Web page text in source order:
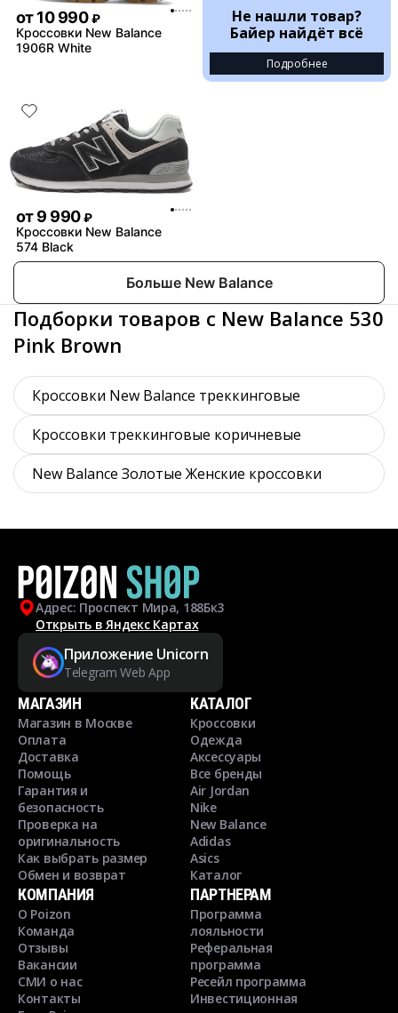
от10 990 ₽
Кроссовки New Balance
1906R White
Не нашли товар?
Байер найдёт всё
Подробнее
от9 990 ₽
Кроссовки New Balance
574 Black
Больше New Balance
Подборки товаров с New Balance 530
Pink Brown
Кроссовки New Balance треккинговые
Кроссовки треккинговые коричневые
New Balance Золотые Женские кроссовки
Адрес: Проспект Мира, 188Бк3
Открыть в Яндекс Картах
Приложение Unicorn
Telegram Web App
МАГАЗИН
Магазин в Москве
Оплата
Доставка
Помощь
Гарантия и
безопасность
Проверка на
оригинальность
Как выбрать размер
Обмен и возврат
КАТАЛОГ
Кроссовки
Одежда
Аксессуары
Все бренды
Air Jordan
Nike
New Balance
Adidas
Asics
Каталог
КОМПАНИЯ
О Poizon
Команда
Отзывы
Вакансии
СМИ о нас
Контакты
ПАРТНЕРАМ
Программа
лояльности
Реферальная
программа
Ресейл программа
Инвестиционная